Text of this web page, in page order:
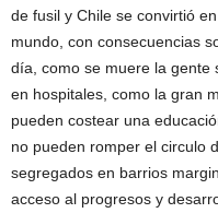
de fusil y Chile se convirtió
mundo, con consecuencias
día, como se muere la gente
en hospitales, como la gran
pueden costear una
no pueden romper el circulo
segregados en barrios
acceso al progresos y